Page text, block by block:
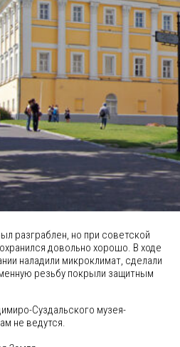
разграблен, но при советской
довольно хорошо. В ходе
наладили микроклимат, сделали
резьбу покрыли защитным
Суздальского музея-
не ведутся.